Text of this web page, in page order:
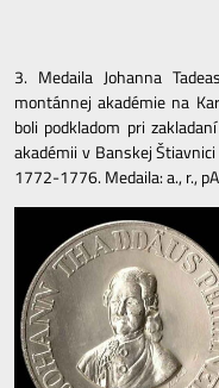
3. Medaila Johanna
montánnej akadémie na
boli podkladom pri
akadémii v Banskej
1772-1776. Medaila: a., r.,